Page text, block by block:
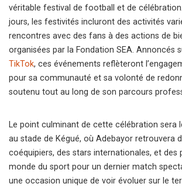
véritable festival de football et de
jours, les festivités incluront des activités
rencontres avec des fans à des actions de
organisées par la Fondation SEA. Annoncés
TikTok, ces événements reflèteront
pour sa communauté et sa volonté de
soutenu tout au long de son parcours
Le point culminant de cette célébration sera
au stade de Kégué, où Adebayor retrouvera
coéquipiers, des stars internationales, et des
monde du sport pour un dernier match
une occasion unique de voir évoluer sur le